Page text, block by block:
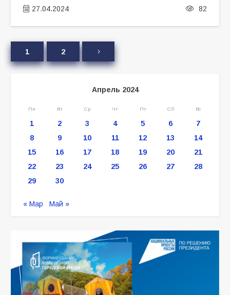
27.04.2024 82
1 2
Апрель 2024
Пн Вт Ср Чт Пт Сб Вс
1 2 3 4 5 6
7
8
9 10 11 12 13
14
15
16 17 18 19 20
21
22
23 24 25 26 27
28
29
30
« Мар Май »